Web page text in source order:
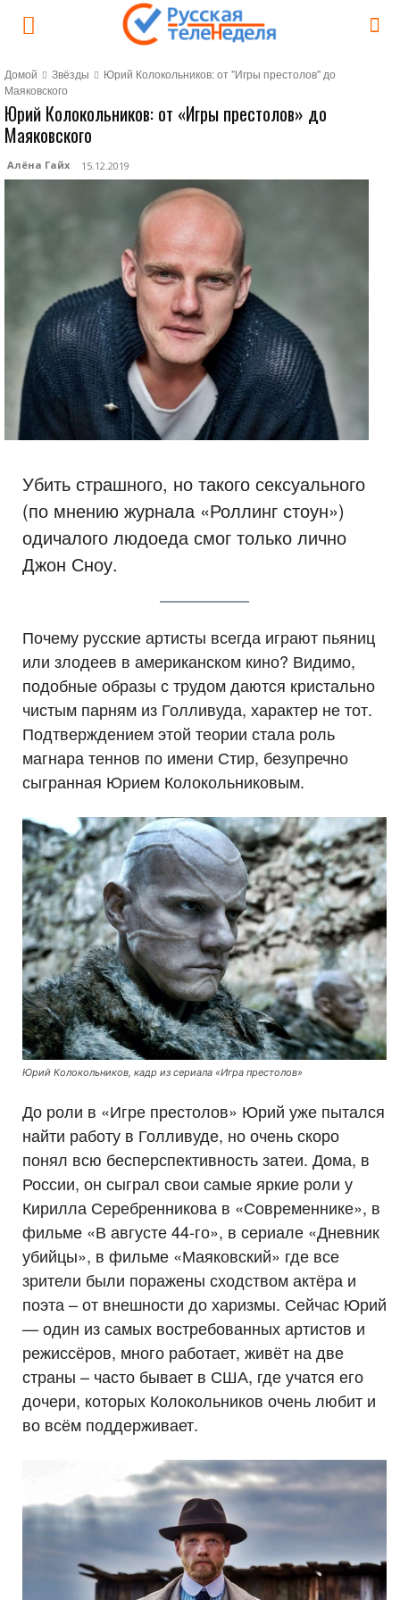
Домой Звёзды
Юрий Колокольников: от "Игры престолов" до
Маяковского
Юрий Колокольников: от «Игры престолов» до
Маяковского
Алёна Гайх 15.12.2019
Убить страшного, но такого сексуального
(по мнению журнала «Роллинг стоун»)
одичалого людоеда смог только лично
Джон Сноу.
Почему русские артисты всегда играют пьяниц
или злодеев в американском кино? Видимо,
подобные образы с трудом даются кристально
чистым парням из Голливуда, характер не тот.
Подтверждением этой теории стала роль
магнара теннов по имени Стир, безупречно
сыгранная Юрием Колокольниковым.
Юрий Колокольников, кадр из сериала «Игра престолов»
До роли в «Игре престолов» Юрий уже пытался
найти работу в Голливуде, но очень скоро
понял всю бесперспективность затеи. Дома, в
России, он сыграл свои самые яркие роли у
Кирилла Серебренникова в «Современнике», в
фильме «В августе 44-го», в сериале «Дневник
убийцы», в фильме «Маяковский» где все
зрители были поражены сходством актёра и
поэта – от внешности до харизмы. Сейчас Юрий
— один из самых востребованных артистов и
режиссёров, много работает, живёт на две
страны – часто бывает в США, где учатся его
дочери, которых Колокольников очень любит и
во всём поддерживает.